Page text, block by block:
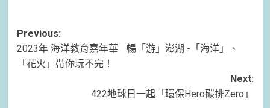
Post
navigation
Previous:
2023年 海洋教育嘉年華 暢「游」澎湖 -「海洋」、
「花火」帶你玩不完！
Next:
422地球日一起「環保Hero碳排Zero」